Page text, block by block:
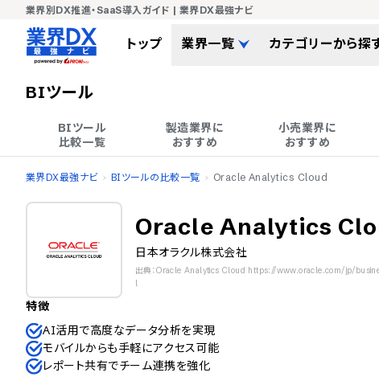
業界別DX推進・SaaS導入ガイド | 業界DX最強ナビ
トップ 業界一覧 カテゴリーから探
BIツール
BIツール
比較一覧
製造業界に
おすすめ
小売業界に
おすすめ
業界DX最強ナビ BIツールの比較一覧 Oracle Analytics Cloud
Oracle Analytics
日本オラクル株式会社
出典：Oracle Analytics Cloud https://www.oracle.com/jp/
l
特徴
AI活用で高度なデータ分析を実現
モバイルからも手軽にアクセス可能
レポート共有でチーム連携を強化